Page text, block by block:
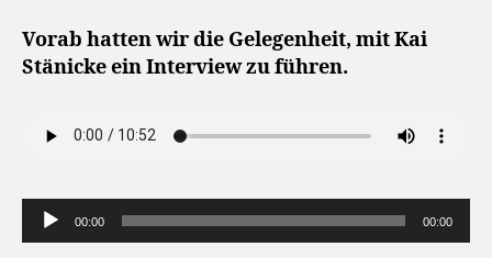
Vorab hatten wir die Gelegenheit, mit Kai
Stänicke ein Interview zu führen.
u
00:00 00:00